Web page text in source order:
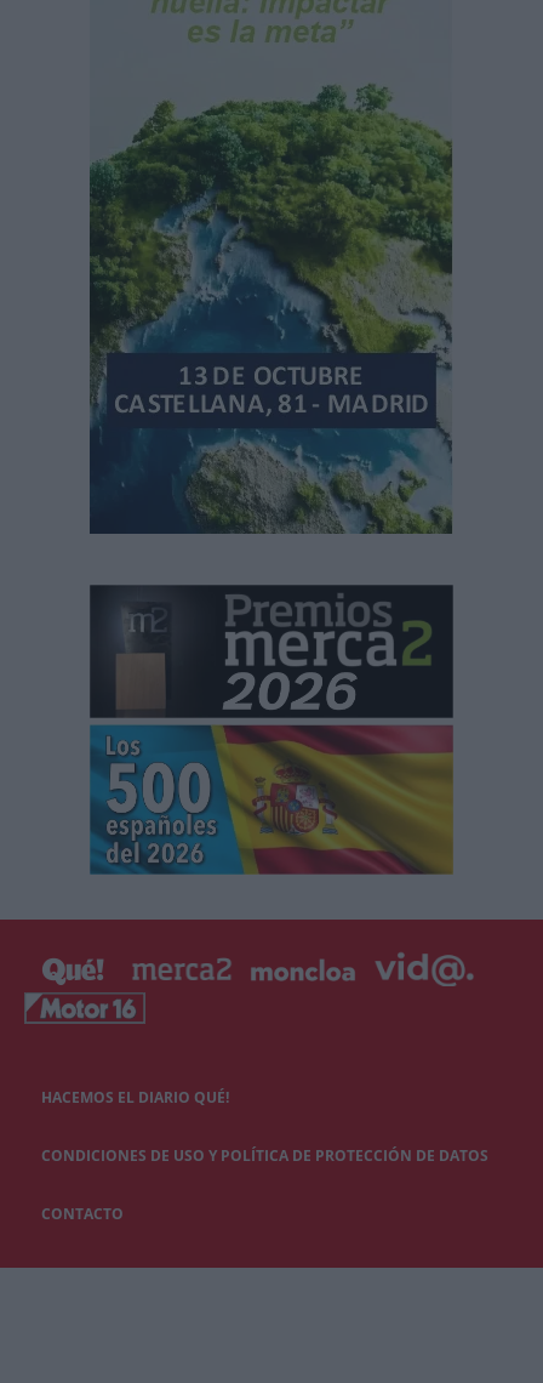
HACEMOS EL DIARIO QUÉ!
CONDICIONES DE USO Y POLÍTICA DE PROTECCIÓN DE DATOS
CONTACTO